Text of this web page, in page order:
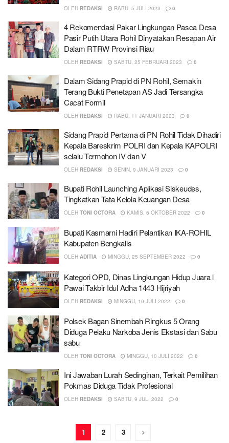
OLEH REDAKSI RABU, 5 JULI 2023 0
4 Rekomendasi Pakar Lingkungan Pasca Desa
Pasir Putih Utara Rohil Dinyatakan Resapan Air
Dalam RTRW Provinsi Riau
OLEH REDAKSI SABTU, 25 FEBRUARI 2023 0
Dalam Sidang Prapid di PN Rohil, Semakin
Terang Bukti Penetapan AS Jadi Tersangka
Cacat Formil
OLEH REDAKSI RABU, 11 JANUARI 2023 0
Sidang Prapid Pertama di PN Rohil Tidak Dihadiri
Kepala Bareskrim POLRI dan Kepala KAPOLRI
selalu Termohon IV dan V
OLEH REDAKSI SENIN, 9 JANUARI 2023 0
Bupati Rohil Launching Aplikasi Siskeudes,
Tingkatkan Tata Kelola Keuangan Desa
OLEH TONI OCTORA KAMIS, 6 OKTOBER 2022 0
Bupati Kasmarni Hadiri Pelantikan IKA-ROHIL
Kabupaten Bengkalis
OLEH ADITIA MINGGU, 25 SEPTEMBER 2022 0
Kategori OPD, Dinas Lingkungan Hidup Juara l
Pawai Takbir Idul Adha 1443 Hijriyah
OLEH REDAKSI MINGGU, 10 JULI 2022 0
Polsek Bagan Sinembah Ringkus 5 Orang
Diduga Pelaku Narkoba Jenis Ekstasi dan Sabu
sabu
OLEH TONI OCTORA MINGGU, 10 JULI 2022 0
Ini Jawaban Lurah Sedinginan, Terkait Pemilihan
Pokmas Diduga Tidak Profesional
OLEH REDAKSI SABTU, 9 JULI 2022 0
1 2 3